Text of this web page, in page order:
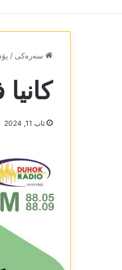
سەرەکی /
کانیا
ئاب 11, 2024